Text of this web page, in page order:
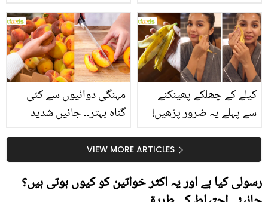
سے متعلق غلط فہمیوں کی
حقیقت کیا ہے اور افواہ
کیا؟
بتائے راز
مہنگی دوائیوں سے کئی
گناہ بہتر۔۔ جانیں شدید
کیوں کھانا چاہیے؟
کیلے کے چھلکے پھینکنے
سے پہلے یہ ضرور پڑھیں!
سستا اور قدرتی حلVIEW MORE ARTICLES
رسولی کیا ہے اور یہ اکثر خواتین کو کیوں ہوتی ہیں؟